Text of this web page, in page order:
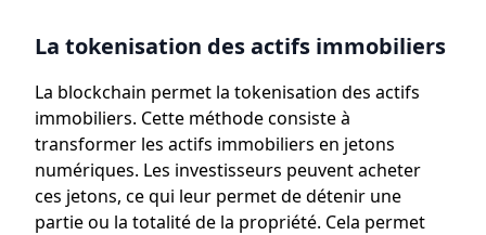
La tokenisation des actifs immobiliers
La blockchain permet la tokenisation des actifs
immobiliers. Cette méthode consiste à
transformer les actifs immobiliers en jetons
numériques. Les investisseurs peuvent acheter
ces jetons, ce qui leur permet de détenir une
partie ou la totalité de la propriété. Cela permet